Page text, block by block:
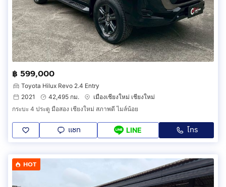
฿ 599,000
Toyota Hilux Revo 2.4 Entry
2021
42,495 กม.
เมืองเชียงใหม่ เชียงใหม่
กระบะ 4 ประตู มือสอง เชียงใหม่ สภาพดี ไมล์น้อย
แชท LINE โทร
HOT